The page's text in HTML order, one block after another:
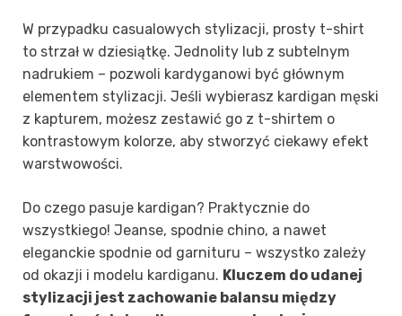
W przypadku casualowych stylizacji, prosty t-shirt
to strzał w dziesiątkę. Jednolity lub z subtelnym
nadrukiem – pozwoli kardyganowi być głównym
elementem stylizacji. Jeśli wybierasz kardigan męski
z kapturem, możesz zestawić go z t-shirtem o
kontrastowym kolorze, aby stworzyć ciekawy efekt
warstwowości.
Do czego pasuje kardigan? Praktycznie do
wszystkiego! Jeanse, spodnie chino, a nawet
eleganckie spodnie od garnituru – wszystko zależy
od okazji i modelu kardiganu. Kluczem do udanej
stylizacji jest zachowanie balansu między